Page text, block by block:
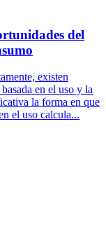
del
existen
en el uso y la
la forma en que
el uso calcula...